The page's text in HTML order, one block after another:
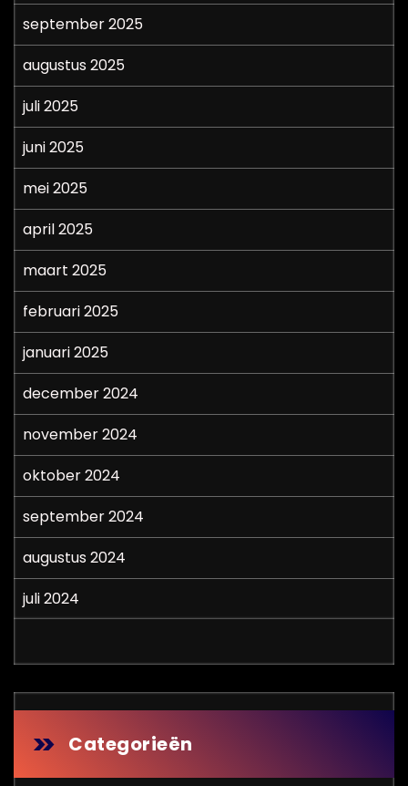
september 2025
augustus 2025
juli 2025
juni 2025
mei 2025
april 2025
maart 2025
februari 2025
januari 2025
december 2024
november 2024
oktober 2024
september 2024
augustus 2024
juli 2024
Categorieën